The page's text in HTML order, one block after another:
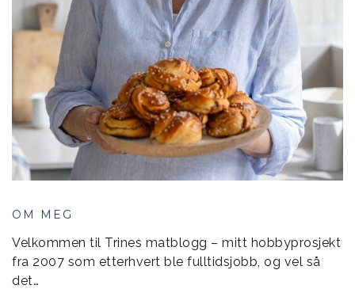
OM MEG
Velkommen til Trines matblogg – mitt hobbyprosjekt
fra 2007 som etterhvert ble fulltidsjobb, og vel så
det…